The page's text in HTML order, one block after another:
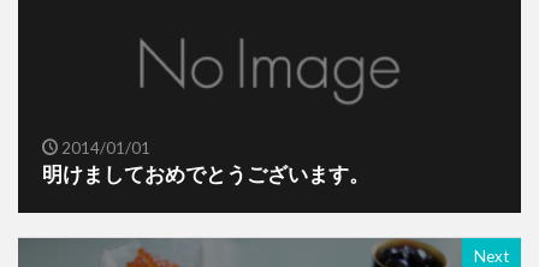
2014/01/01
明けましておめでとうございます。
Next